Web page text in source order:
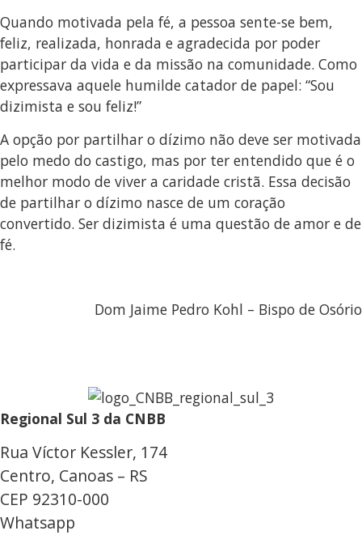
Quando motivada pela fé, a pessoa sente-se bem,
feliz, realizada, honrada e agradecida por poder
participar da vida e da missão na comunidade. Como
expressava aquele humilde catador de papel: “Sou
dizimista e sou feliz!”
A opção por partilhar o dízimo não deve ser motivada
pelo medo do castigo, mas por ter entendido que é o
melhor modo de viver a caridade cristã. Essa decisão
de partilhar o dízimo nasce de um coração
convertido. Ser dizimista é uma questão de amor e de
fé.
Dom Jaime Pedro Kohl – Bispo de Osório
Regional Sul 3 da CNBB
Rua Víctor Kessler, 174
Centro, Canoas – RS
CEP 92310-000
Whatsapp